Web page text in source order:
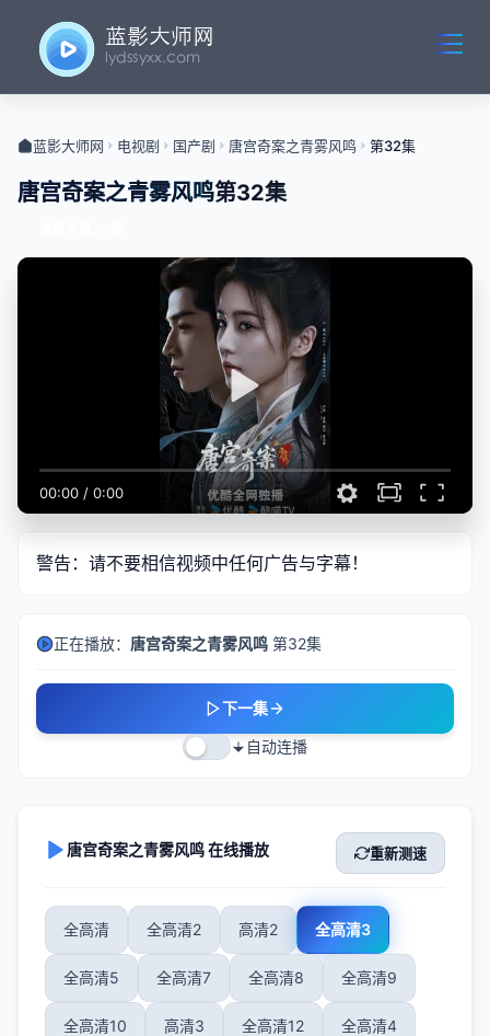
蓝影大师网 电视剧 国产剧 唐宫奇案之青雾风鸣 第32集
唐宫奇案之青雾风鸣第32集
00:00 / 0:00
警告：请不要相信视频中任何广告与字幕！
正在播放： 唐宫奇案之青雾风鸣 第32集
下一集
自动连播
唐宫奇案之青雾风鸣 在线播放 重新测速
全高清 全高清2 高清2 全高清3
全高清5 全高清7 全高清8 全高清9
全高清10 高清3 全高清12 全高清4